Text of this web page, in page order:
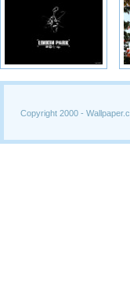
Copyright 2000 -